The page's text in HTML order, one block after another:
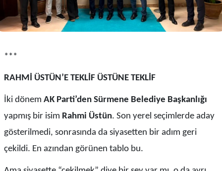
***
RAHMİ ÜSTÜN’E TEKLİF ÜSTÜNE TEKLİF
İki dönem AK Parti’den Sürmene Belediye Başkanlığı
yapmış bir isim Rahmi Üstün. Son yerel seçimlerde aday
gösterilmedi, sonrasında da siyasetten bir adım geri
çekildi. En azından görünen tablo bu.